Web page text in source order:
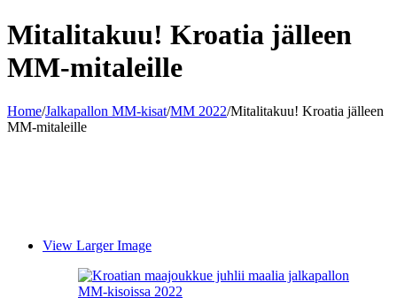
Mitalitakuu! Kroatia jälleen
MM-mitaleille
Home/Jalkapallon MM-kisat/MM 2022/Mitalitakuu! Kroatia jälleen
MM-mitaleille
View Larger Image